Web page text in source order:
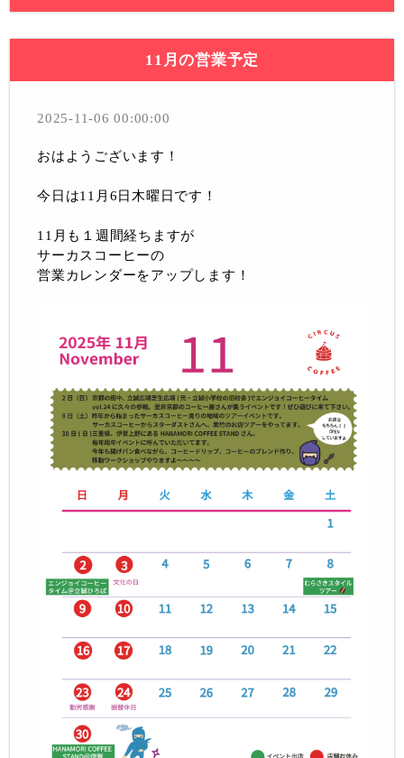
11月の営業予定
2025-11-06 00:00:00
おはようございます！
今日は11月6日木曜日です！
11月も１週間経ちますが
サーカスコーヒーの
営業カレンダーをアップします！